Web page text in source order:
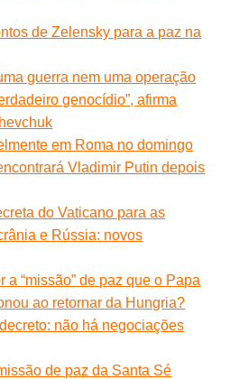
de Zelensky para a paz na
guerra nem uma operação
genocídio”, afirma
em Roma no domingo
Vladimir Putin depois
do Vaticano para as
e Rússia: novos
a “missão” de paz que o Papa
ao retornar da Hungria?
não há negociações
de paz da Santa Sé